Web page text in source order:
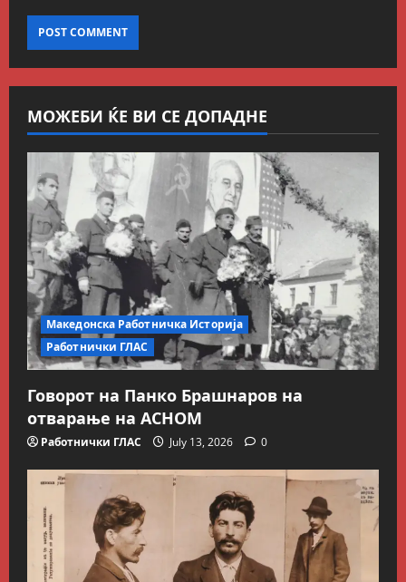
МОЖЕБИ ЌЕ ВИ СЕ ДОПАДНЕ
Македонска Работничка Историја
Работнички ГЛАС
Говорот на Панко Брашнаров на
отварање на АСНОМ
Работнички ГЛАС July 13, 2026 0